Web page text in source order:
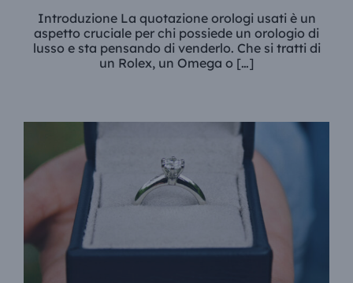
Introduzione La quotazione orologi usati è un
aspetto cruciale per chi possiede un orologio di
lusso e sta pensando di venderlo. Che si tratti di
un Rolex, un Omega o […]